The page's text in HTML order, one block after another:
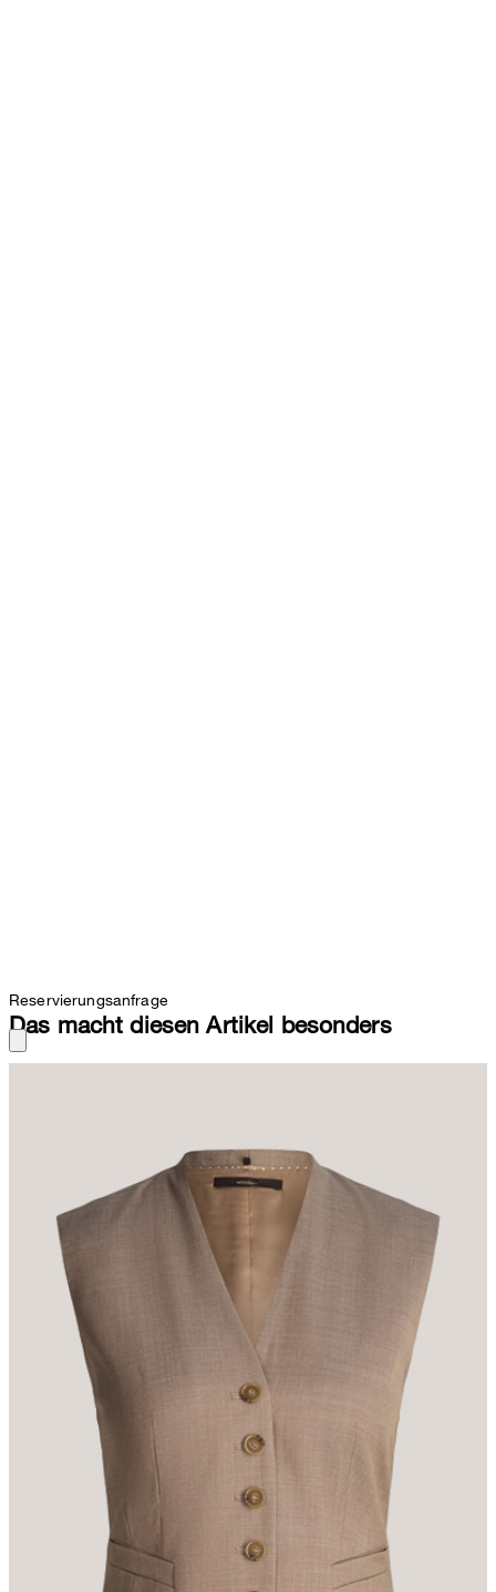
Reservierungsanfrage
Das macht diesen Artikel besonders
Paspeltaschen und edler Knopfleiste präsentiert sich das Modell
klassisch und souverän. Reine Schurwolle hebt den eleganten
Look hervor. Für zusätzlichen Tragekomfort sorgen ein fließendes
Futter und der rückseitige Westenriegel.